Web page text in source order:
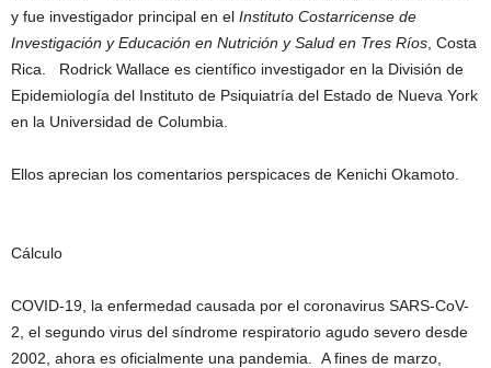
y fue investigador principal en el Instituto Costarricense de
Investigación y Educación en Nutrición y Salud en Tres Ríos , Costa
Rica. Rodrick Wallace es científico investigador en la División de
Epidemiología del Instituto de Psiquiatría del Estado de Nueva York
en la Universidad de Columbia.
Ellos aprecian los comentarios perspicaces de Kenichi Okamoto.
Cálculo
COVID-19, la enfermedad causada por el coronavirus SARS-CoV-
2, el segundo virus del síndrome respiratorio agudo severo desde
2002, ahora es oficialmente una pandemia. A fines de marzo,